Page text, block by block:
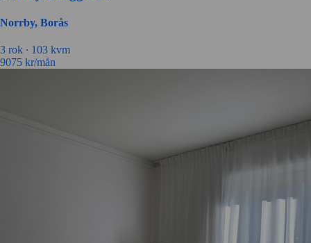
Norrby, Borås
3 rok ∙ 103 kvm
9075 kr/mån